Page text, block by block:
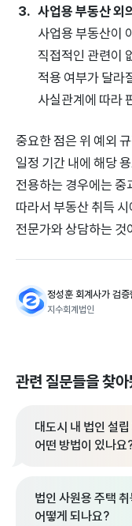
사업용 부동산 외
사업용 부동산이
직접적인 관련이
적용 여부가 달라
사실관계에 따라
중요한 점은 위 예외
일정 기간 내에 해당
전용하는 경우에는
따라서 부동산 취득
전문가와 상담하는 것
정성훈 회계사가 검
지수회계법인
관련 질문들을 찾
대도시 내 법인 설
어떤 방법이 있나요
법인 사원용 주택
어떻게 되나요?